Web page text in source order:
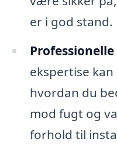
er i god stand.
ekspertise
hvordan du
mod fugt og
forhold til